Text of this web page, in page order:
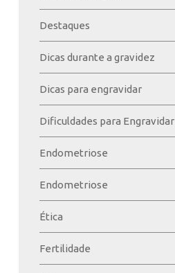
Destaques
Dicas durante a gravidez
Dicas para engravidar
Dificuldades para Engravidar
Endometriose
Endometriose
Ética
Fertilidade